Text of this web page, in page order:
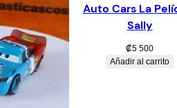
Auto Cars La
Sally
₡5 500
Añadir al carrito